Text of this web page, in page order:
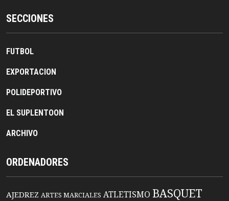
SECCIONES
FUTBOL
EXPORTACION
POLIDEPORTIVO
EL SUPLENTOON
ARCHIVO
ORDENADORES
AJEDREZ ARTES MARCIALES ATLETISMO BASQUET